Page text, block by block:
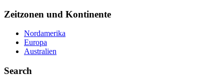
Zeitzonen und Kontinente
Nordamerika
Europa
Australien
Search